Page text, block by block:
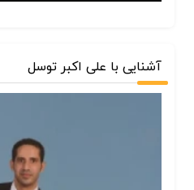
آشنایی با علی اکبر توسل